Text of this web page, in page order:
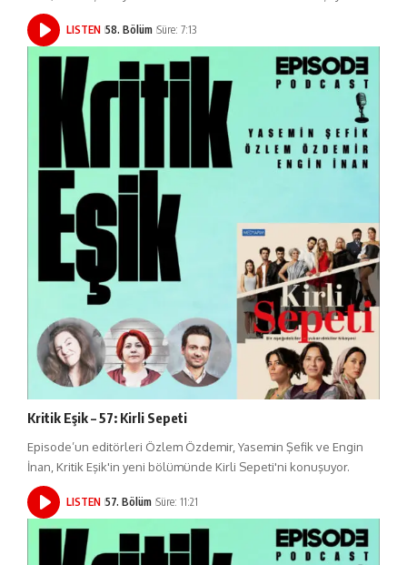
LISTEN 58. Bölüm Süre: 7:13
Kritik Eşik – 57: Kirli Sepeti
Episode’un editörleri Özlem Özdemir, Yasemin Şefik ve Engin
İnan, Kritik Eşik'in yeni bölümünde Kirli Sepeti'ni konuşuyor.
LISTEN 57. Bölüm Süre: 11:21